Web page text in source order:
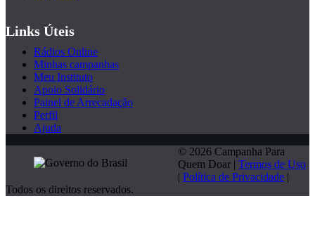
Links Úteis
Rádios Online
Minhas campanhas
Meu Instituto
Apoio Solidário
Painel de Arrecadação
Perfil
Ajuda
© 2026 Campanha Para
Quem Doar | Termos de Uso
| Política de Privacidade |
Todos os direitos reservados.